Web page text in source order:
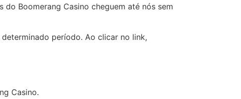
Boomerang Casino cheguem até nós sem
período. Ao clicar no link,
Casino.